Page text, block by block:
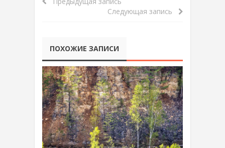
Следующая запись
ПОХОЖИЕ ЗАПИСИ